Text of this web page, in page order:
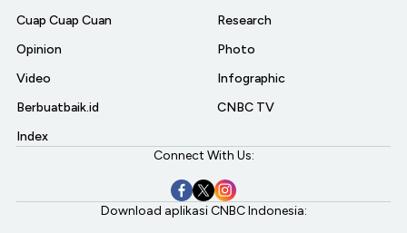
Cuap Cuap Cuan
Opinion
Video
Berbuatbaik.id
Index
Research
Photo
Infographic
CNBC TV
Connect With Us:
Download aplikasi CNBC Indonesia: